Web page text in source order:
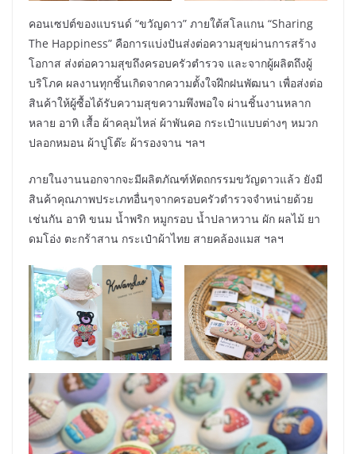
คอนเซปต์ของแบรนด์ “ขวัญดาว” ภายใต้สโลแกน “Sharing
The Happiness” คือการแบ่งปันส่งต่อความสุขผ่านการสร้าง
โอกาส ส่งต่อความสุขถึงครอบครัวตำรวจ และจากผู้ผลิตถึงผู้
บริโภค ผลงานทุกชิ้นเกิดจากความตั้งใจฝึกฝนพัฒนา เพื่อส่งต่อ
สินค้าให้ผู้ซื้อได้รับความสุขความพึงพอใจ ผ่านชิ้นงานหลาก
หลาย อาทิ เสื้อ ผ้าคลุมไหล่ ผ้าพันคอ กระเป๋าแบบต่างๆ หมวก
ปลอกหมอน ผ้าปูโต๊ะ ผ้ารองจาน ฯลฯ
ภายในงานนอกจากจะมีผลิตภัณฑ์หัตถกรรมขวัญดาวแล้ว ยังมี
สินค้าคุณภาพประเภทอื่นๆจากครอบครัวตำรวจจำหน่ายด้วย
เช่นกัน อาทิ ขนม น้ำพริก หมูกรอบ น้ำปลาหวาน ผัก ผลไม้ ยา
ดมโอ่ง ตะกร้าสาน กระเป๋าผ้าไทย สายคล้องแมส ฯลฯ